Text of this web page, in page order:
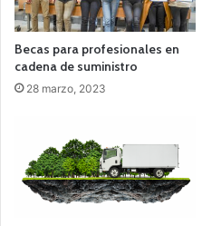
Becas para profesionales en
cadena de suministro
28 marzo, 2023